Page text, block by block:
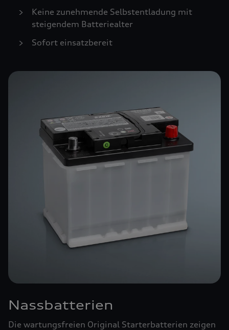
Keine zunehmende Selbstentladung mit
steigendem Batteriealter
Sofort einsatzbereit
Nassbatterien
Die wartungsfreien Original Starterbatterien zeigen